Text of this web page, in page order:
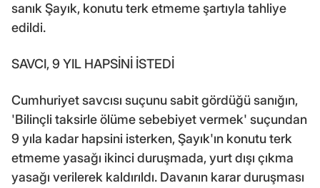
sanık Şayık, konutu terk etmeme şartıyla tahliye
edildi.
SAVCI, 9 YIL HAPSİNİ İSTEDİ
Cumhuriyet savcısı suçunu sabit gördüğü sanığın,
'Bilinçli taksirle ölüme sebebiyet vermek' suçundan
9 yıla kadar hapsini isterken, Şayık'ın konutu terk
etmeme yasağı ikinci duruşmada, yurt dışı çıkma
yasağı verilerek kaldırıldı. Davanın karar duruşması